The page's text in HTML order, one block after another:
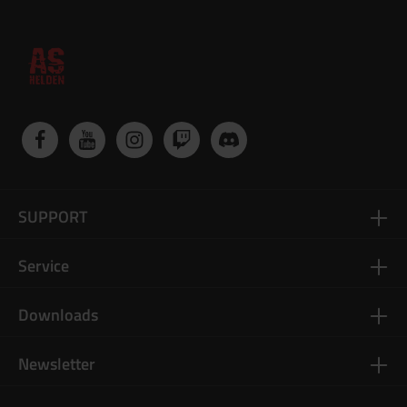
Newsletter
SUPPORT
Service
Downloads